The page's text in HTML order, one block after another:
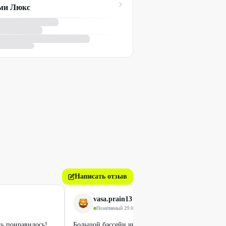
Люкс
Написать отзыв
vasa.prain13
Позитивный·29.08.2019